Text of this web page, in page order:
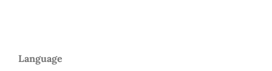
Language